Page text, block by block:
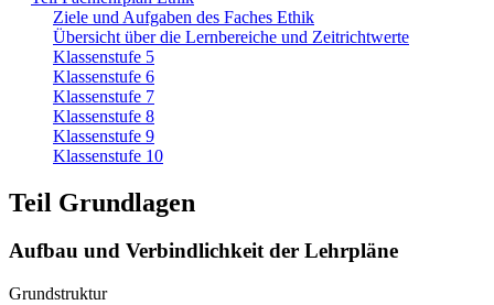
Ziele und Aufgaben des Faches Ethik
Übersicht über die Lernbereiche und Zeitrichtwerte
Klassenstufe 5
Klassenstufe 6
Klassenstufe 7
Klassenstufe 8
Klassenstufe 9
Klassenstufe 10
Teil Grundlagen
Aufbau und Verbindlichkeit der Lehrpläne
Grundstruktur